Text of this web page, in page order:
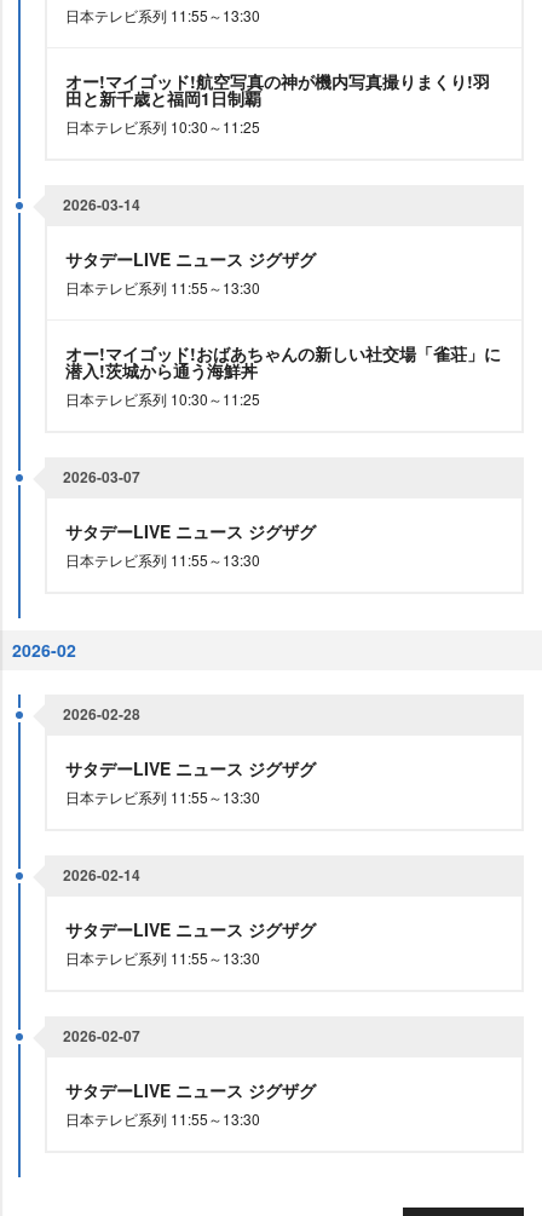
日本テレビ系列 11:55～13:30
オー!マイゴッド!航空写真の神が機内写真撮りまくり!羽
田と新千歳と福岡1日制覇
日本テレビ系列 10:30～11:25
2026-03-14
サタデーLIVE ニュース ジグザグ
日本テレビ系列 11:55～13:30
オー!マイゴッド!おばあちゃんの新しい社交場「雀荘」に
潜入!茨城から通う海鮮丼
日本テレビ系列 10:30～11:25
2026-03-07
サタデーLIVE ニュース ジグザグ
日本テレビ系列 11:55～13:30
2026-02
2026-02-28
サタデーLIVE ニュース ジグザグ
日本テレビ系列 11:55～13:30
2026-02-14
サタデーLIVE ニュース ジグザグ
日本テレビ系列 11:55～13:30
2026-02-07
サタデーLIVE ニュース ジグザグ
日本テレビ系列 11:55～13:30